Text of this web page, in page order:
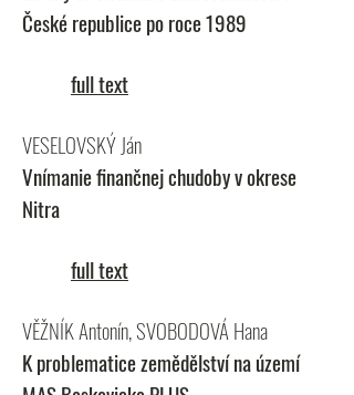
České republice po roce 1989
full text
VESELOVSKÝ Ján
Vnímanie finančnej chudoby v okrese
Nitra
full text
VĚŽNÍK Antonín, SVOBODOVÁ Hana
K problematice zemědělství na území